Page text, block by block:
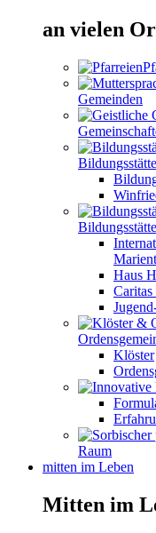
an vielen
Gemeinden
Haus
Klöster
Raum
mitten im Leben
Mitten im